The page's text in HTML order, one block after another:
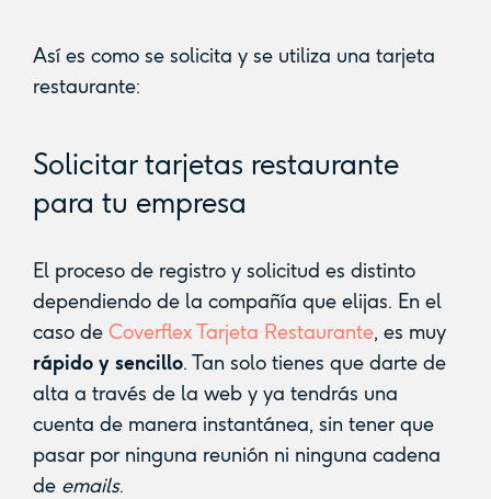
Así es como se solicita y se utiliza una tarjeta
restaurante:
Solicitar tarjetas restaurante
para tu empresa
El proceso de registro y solicitud es distinto
dependiendo de la compañía que elijas. En el
caso de Coverflex Tarjeta Restaurante, es muy
rápido y sencillo. Tan solo tienes que darte de
alta a través de la web y ya tendrás una
cuenta de manera instantánea, sin tener que
pasar por ninguna reunión ni ninguna cadena
de emails.